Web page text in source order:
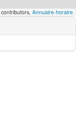
contributors, Annuaire-horaire